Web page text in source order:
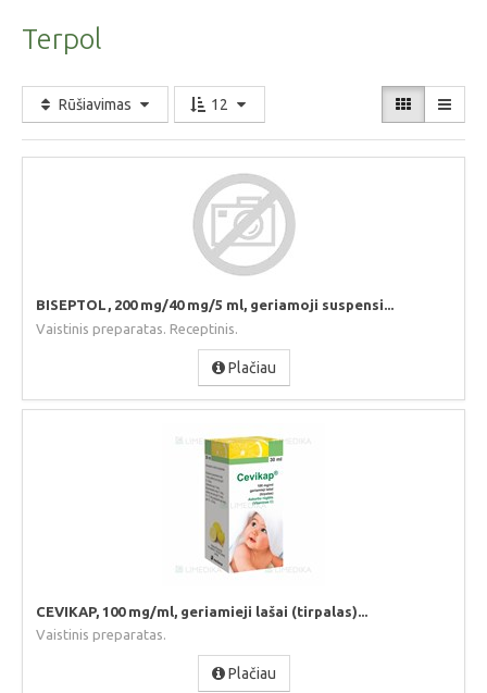
Terpol
Rūšiavimas 12
BISEPTOL, 200 mg/40 mg/5 ml, geriamoji suspensi...
Vaistinis preparatas. Receptinis.
Plačiau
CEVIKAP, 100 mg/ml, geriamieji lašai (tirpalas)...
Vaistinis preparatas.
Plačiau